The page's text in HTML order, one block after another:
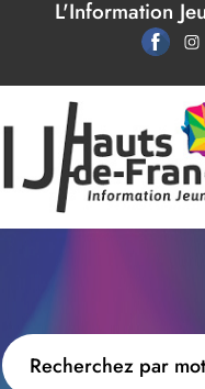
Panneau de gestion des
L'Information